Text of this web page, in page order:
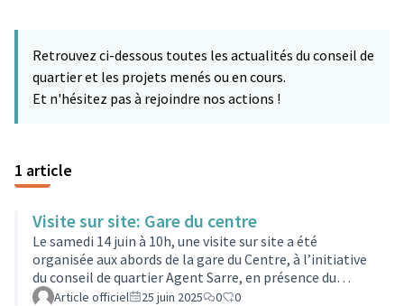
Retrouvez ci-dessous toutes les actualités du conseil de
quartier et les projets menés ou en cours.
Et n'hésitez pas à rejoindre nos actions !
1 article
Visite sur site: Gare du centre
Le samedi 14 juin à 10h, une visite sur site a été
organisée aux abords de la gare du Centre, à l’initiative
du conseil de quartier Agent Sarre, en présence du
service propreté de la Ville.Cette rencontre a permis de
Article officiel 25 juin 2025 0 0